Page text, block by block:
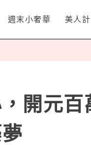
週末小奢華 美人計
，開元